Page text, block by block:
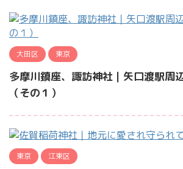
大田区 東京
多摩川鎮座、諏訪神社｜矢口渡駅周
（その１）
東京 江東区